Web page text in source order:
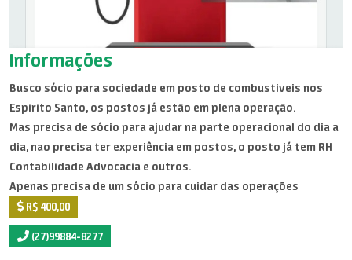
Informações
Busco sócio para sociedade em posto de combustiveis nos
Espirito Santo, os postos já estão em plena operação.
Mas precisa de sócio para ajudar na parte operacional do dia a
dia, nao precisa ter experiência em postos, o posto já tem RH
Contabilidade Advocacia e outros.
Apenas precisa de um sócio para cuidar das operações
R$ 400,00
(27)99884-8277